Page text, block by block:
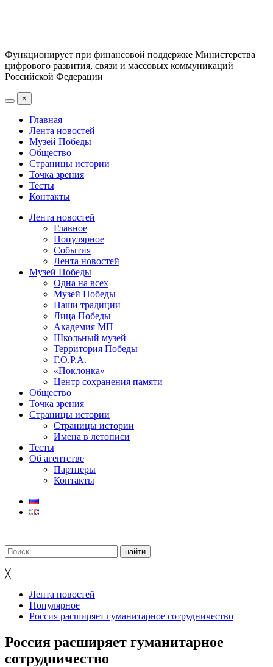
Функционирует при финансовой поддержке Министерства
цифрового развития, связи и массовых коммуникаций
Российской Федерации
×
Главная
Лента новостей
Музей Победы
Общество
Страницы истории
Точка зрения
Тесты
Контакты
Лента новостей
Главное
Популярное
События
Лента новостей
Музей Победы
Одна на всех
Музей Победы
Наши традиции
Лица Победы
Академия МП
Школьный музей
Территория Победы
Г.О.Р.А.
«Поклонка»
Центр сохранения памяти
Общество
Точка зрения
Страницы истории
Страницы истории
Имена в летописи
Тесты
Об агентстве
Партнеры
Контакты
╳
Лента новостей
Популярное
Россия расширяет гуманитарное сотрудничество
Россия расширяет гуманитарное
сотрудничество